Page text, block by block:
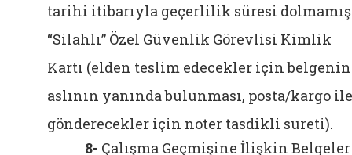
tarihi itibarıyla geçerlilik süresi dolmamış
“Silahlı” Özel Güvenlik Görevlisi Kimlik
Kartı (elden teslim edecekler için belgenin
aslının yanında bulunması, posta/kargo ile
gönderecekler için noter tasdikli sureti).
8- Çalışma Geçmişine İlişkin Belgeler